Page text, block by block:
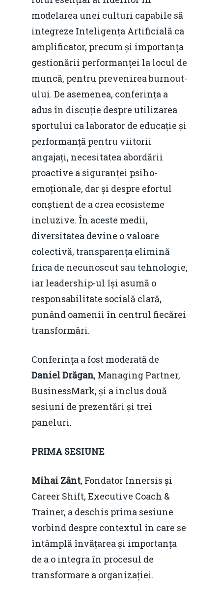
modelarea unei culturi capabile să
integreze Inteligența Artificială ca
amplificator, precum și importanța
gestionării performanței la locul de
muncă, pentru prevenirea burnout-
ului. De asemenea, conferința a
adus în discuție despre utilizarea
sportului ca laborator de educație și
performanță pentru viitorii
angajați, necesitatea abordării
proactive a siguranței psiho-
emoționale, dar și despre efortul
conștient de a crea ecosisteme
incluzive. În aceste medii,
diversitatea devine o valoare
colectivă, transparența elimină
frica de necunoscut sau tehnologie,
iar leadership-ul își asumă o
responsabilitate socială clară,
punând oamenii în centrul fiecărei
transformări.
Conferința a fost moderată de
Daniel Drăgan, Managing Partner,
BusinessMark, și a inclus două
sesiuni de prezentări și trei
paneluri.
PRIMA SESIUNE
Mihai Zânt, Fondator Innersis și
Career Shift, Executive Coach &
Trainer, a deschis prima sesiune
vorbind despre contextul în care se
întâmplă învățarea și importanța
de a o integra în procesul de
transformare a organizației.